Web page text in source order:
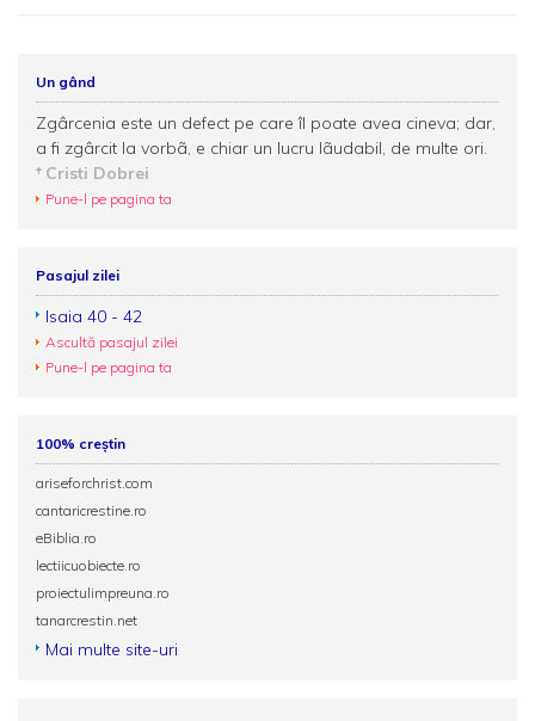
Un gând
Zgârcenia este un defect pe care îl poate avea cineva; dar,
a fi zgârcit la vorbã, e chiar un lucru lãudabil, de multe ori.
Cristi Dobrei
Pune-l pe pagina ta
Pasajul zilei
Isaia 40 - 42
Ascultă pasajul zilei
Pune-l pe pagina ta
100% creștin
ariseforchrist.com
cantaricrestine.ro
eBiblia.ro
lectiicuobiecte.ro
proiectulimpreuna.ro
tanarcrestin.net
Mai multe site-uri